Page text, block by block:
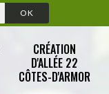
CRÉATION
D'ALLÉE 22
CÔTES-D'ARMOR